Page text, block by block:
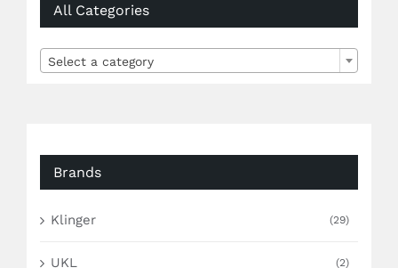
All Categories
Select a category
Brands
Klinger (29)
UKL (2)